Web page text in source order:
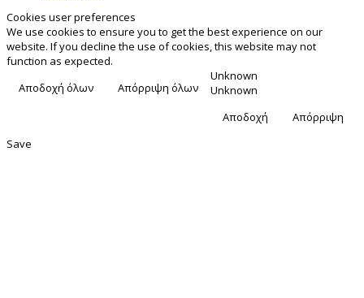
Cookies user preferences
We use cookies to ensure you to get the best experience on our
website. If you decline the use of cookies, this website may not
function as expected.
Αποδοχή όλων
Απόρριψη όλων
Unknown
Unknown
Αποδοχή
Απόρριψη
Save